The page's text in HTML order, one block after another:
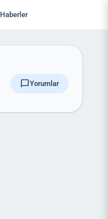
Haberler
chat_bubbleYorumlar